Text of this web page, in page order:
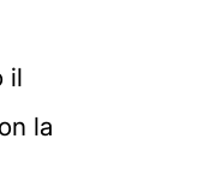
il
la